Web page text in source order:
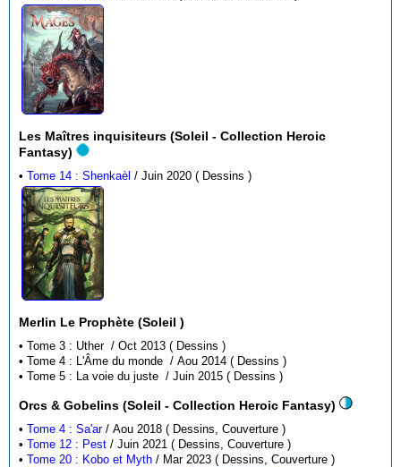
Les Maîtres inquisiteurs (Soleil - Collection Heroic
Fantasy)
•Tome 14 : Shenkaèl / Juin 2020 ( Dessins )
Merlin Le Prophète (Soleil )
• Tome 3 : Uther / Oct 2013 ( Dessins )
• Tome 4 : L'Âme du monde / Aou 2014 ( Dessins )
• Tome 5 : La voie du juste / Juin 2015 ( Dessins )
Orcs & Gobelins (Soleil - Collection Heroic Fantasy)
•Tome 4 : Sa'ar
/ Aou 2018 ( Dessins, Couverture )
•Tome 12 : Pest
/ Juin 2021 ( Dessins, Couverture )
•Tome 20 : Kobo et Myth / Mar 2023 ( Dessins, Couverture )